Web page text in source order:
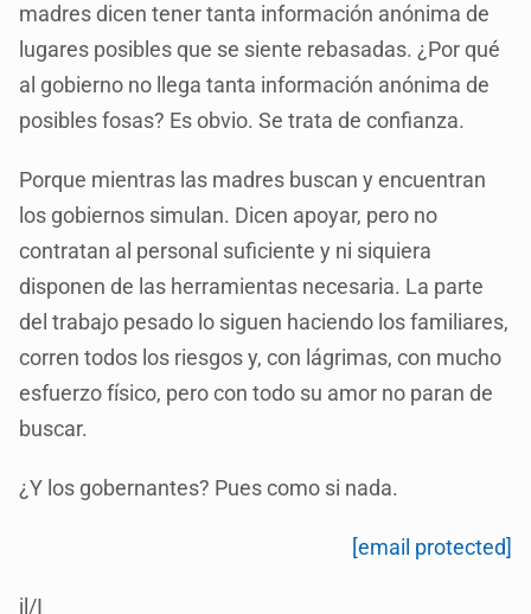
madres dicen tener tanta información anónima de
lugares posibles que se siente rebasadas. ¿Por qué
al gobierno no llega tanta información anónima de
posibles fosas? Es obvio. Se trata de confianza.
Porque mientras las madres buscan y encuentran
los gobiernos simulan. Dicen apoyar, pero no
contratan al personal suficiente y ni siquiera
disponen de las herramientas necesaria. La parte
del trabajo pesado lo siguen haciendo los familiares,
corren todos los riesgos y, con lágrimas, con mucho
esfuerzo físico, pero con todo su amor no paran de
buscar.
¿Y los gobernantes? Pues como si nada.
[email protected]
jl/I